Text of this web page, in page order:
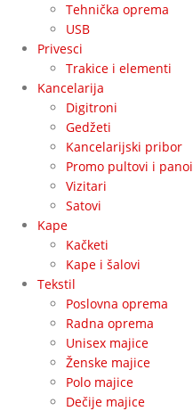
Tehnička oprema
USB
Privesci
Trakice i elementi
Kancelarija
Digitroni
Gedžeti
Kancelarijski pribor
Promo pultovi i panoi
Vizitari
Satovi
Kape
Kačketi
Kape i šalovi
Tekstil
Poslovna oprema
Radna oprema
Unisex majice
Ženske majice
Polo majice
Dečije majice